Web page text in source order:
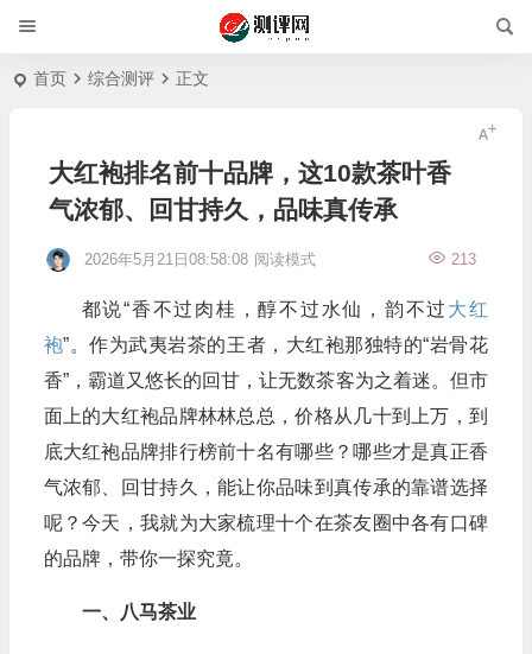
首页 综合测评 正文
大红袍排名前十品牌，这10款茶叶香
气浓郁、回甘持久，品味真传承
2026年5月21日08:58:08 213
阅读模式
都说“香不过肉桂，醇不过水仙，韵不过 大红
袍”。作为武夷岩茶的王者，大红袍那独特的“岩骨花
香”，霸道又悠长的回甘，让无数茶客为之着迷。但市
面上的大红袍品牌林林总总，价格从几十到上万，到
底大红袍品牌排行榜前十名有哪些？哪些才是真正香
气浓郁、回甘持久，能让你品味到真传承的靠谱选择
呢？今天，我就为大家梳理十个在茶友圈中各有口碑
的品牌，带你一探究竟。
一、八马茶业